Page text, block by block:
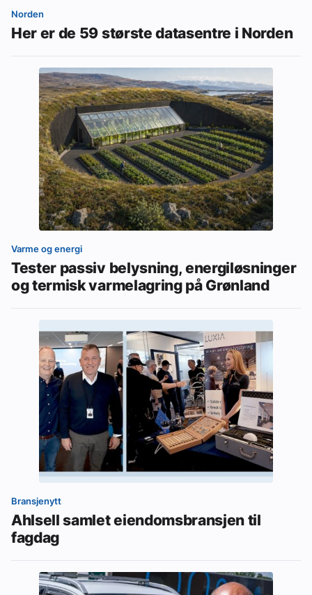
Norden
Her er de 59 største datasentre i Norden
Varme og energi
Tester passiv belysning, energiløsninger
og termisk varmelagring på Grønland
Bransjenytt
Ahlsell samlet eiendomsbransjen til
fagdag